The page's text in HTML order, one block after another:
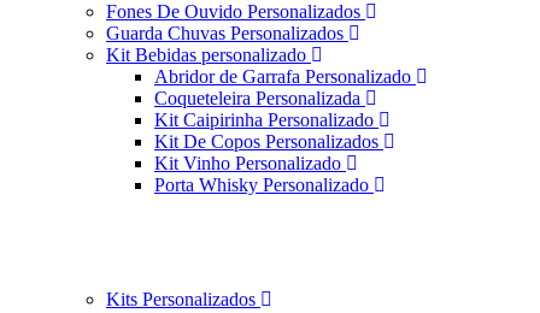
Fones De Ouvido Personalizados
Guarda Chuvas Personalizados
Kit Bebidas personalizado
Abridor de Garrafa Personalizado
Coqueteleira Personalizada
Kit Caipirinha Personalizado
Kit De Copos Personalizados
Kit Vinho Personalizado
Porta Whisky Personalizado
Kits Personalizados